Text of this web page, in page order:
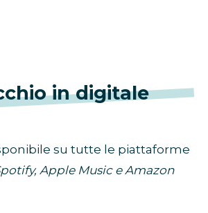
in digitale
su tutte le piattaforme
Apple Music e Amazon